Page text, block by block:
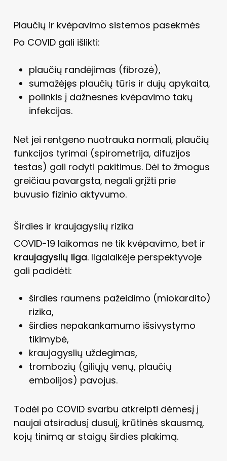
Plaučių ir kvėpavimo sistemos pasekmės
Po COVID gali išlikti:
plaučių randėjimas (fibrozė),
sumažėjęs plaučių tūris ir dujų apykaita,
polinkis į dažnesnes kvėpavimo takų
infekcijas.
Net jei rentgeno nuotrauka normali, plaučių
funkcijos tyrimai (spirometrija, difuzijos
testas) gali rodyti pakitimus. Dėl to žmogus
greičiau pavargsta, negali grįžti prie
buvusio fizinio aktyvumo.
Širdies ir kraujagyslių rizika
COVID-19 laikomas ne tik kvėpavimo, bet ir
kraujagyslių liga. Ilgalaikėje perspektyvoje
gali padidėti:
širdies raumens pažeidimo (miokardito)
rizika,
širdies nepakankamumo išsivystymo
tikimybė,
kraujagyslių uždegimas,
trombozių (giliųjų venų, plaučių
embolijos) pavojus.
Todėl po COVID svarbu atkreipti dėmesį į
naujai atsiradusį dusulį, krūtinės skausmą,
kojų tinimą ar staigų širdies plakimą.